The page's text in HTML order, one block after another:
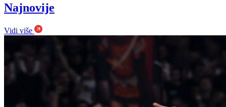
Najnovije
Vidi više